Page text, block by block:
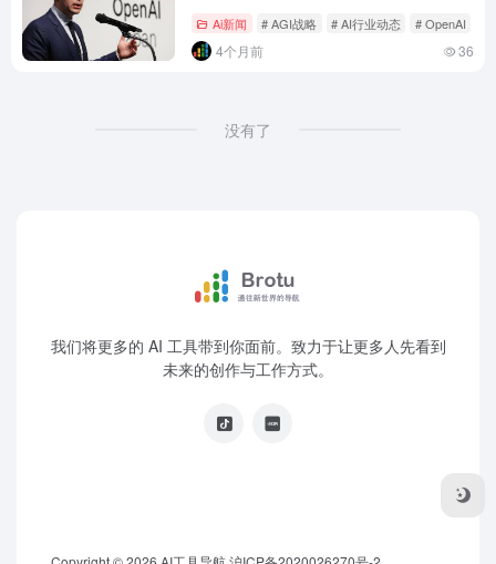
Ai新闻 # AGI战略 # AI行业动态 # OpenAI
4个月前 36
没有了
我们将更多的 AI 工具带到你面前。致力于让更多人先看到
未来的创作与工作方式。